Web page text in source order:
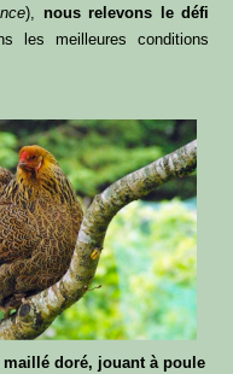
), nous relevons le défi
les meilleures conditions
doré, jouant à poule